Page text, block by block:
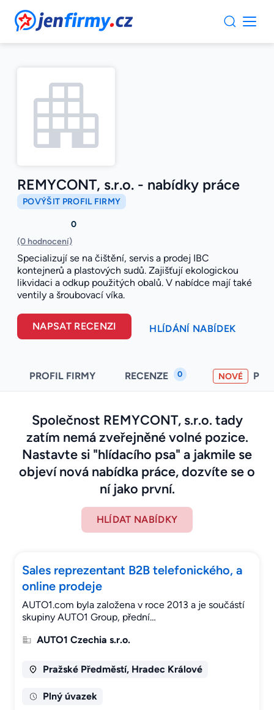
JenFirmy.cz
REMYCONT, s.r.o. - nabídky práce
POVÝŠIT PROFIL FIRMY
0
(0 hodnocení)
Specializují se na čištění, servis a prodej IBC
kontejnerů a plastových sudů. Zajišťují ekologickou
likvidaci a odkup použitých obalů. V nabídce mají také
ventily a šroubovací víka.
NAPSAT RECENZI HLÍDÁNÍ NABÍDEK
PROFIL FIRMY RECENZE 0 NOVÉ
Společnost REMYCONT, s.r.o. tady
zatím nemá zveřejněné volné pozice.
Nastavte si "hlídacího psa" a jakmile se
objeví nová nabídka práce, dozvíte se o
ní jako první.
HLÍDAT NABÍDKY
Sales reprezentant B2B telefonického, a
online prodeje
AUTO1.com byla založena v roce 2013 a je součástí
skupiny AUTO1 Group, přední…
AUTO1 Czechia s.r.o.
Pražské Předměstí, Hradec Králové
Plný úvazek